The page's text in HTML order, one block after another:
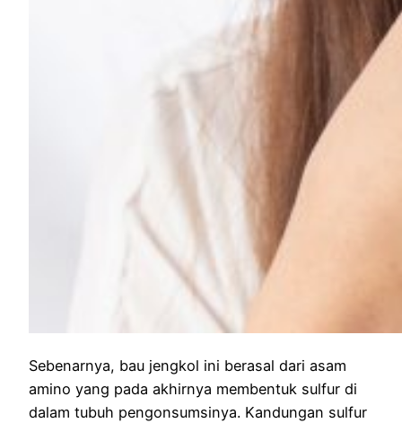
Sebenarnya, bau jengkol ini berasal dari asam
amino yang pada akhirnya membentuk sulfur di
dalam tubuh pengonsumsinya. Kandungan sulfur